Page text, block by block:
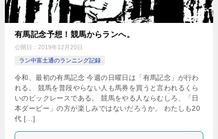
有馬記念予想！競馬からランへ。
公開日： 2019年12月20日
ラン中富土通のランニング記録
令和、最初の有馬記念 今週の日曜日は「有馬記念」が行わ
れる。 競馬を普段やらない人も馬券を買うと言われるくら
いのビックレースである。 競馬をやる人ならむしろ、「日
本ダービー」の方が楽しみではないだろうか。 わたしも20
代 […]